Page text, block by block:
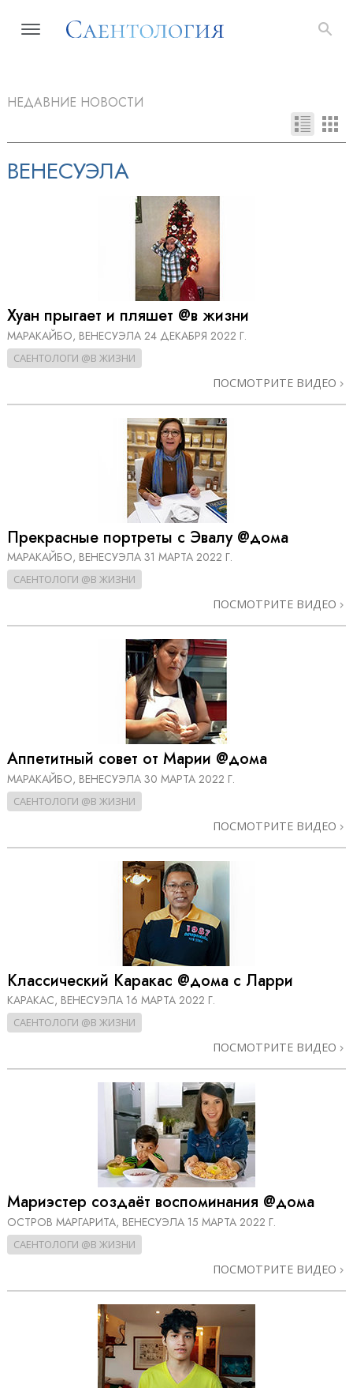
НЕДАВНИЕ НОВОСТИ
ВЕНЕСУЭЛА
Хуан прыгает и пляшет @в жизни
МАРАКАЙБО, ВЕНЕСУЭЛА 24 ДЕКАБРЯ 2022 Г.
САЕНТОЛОГИ @В ЖИЗНИ
ПОСМОТРИТЕ ВИДЕО
Прекрасные портреты с Эвалу @дома
МАРАКАЙБО, ВЕНЕСУЭЛА 31 МАРТА 2022 Г.
САЕНТОЛОГИ @В ЖИЗНИ
ПОСМОТРИТЕ ВИДЕО
Аппетитный совет от Марии @дома
МАРАКАЙБО, ВЕНЕСУЭЛА 30 МАРТА 2022 Г.
САЕНТОЛОГИ @В ЖИЗНИ
ПОСМОТРИТЕ ВИДЕО
Классический Каракас @дома с Ларри
КАРАКАС, ВЕНЕСУЭЛА 16 МАРТА 2022 Г.
САЕНТОЛОГИ @В ЖИЗНИ
ПОСМОТРИТЕ ВИДЕО
Мариэстер создаёт воспоминания @дома
ОСТРОВ МАРГАРИТА, ВЕНЕСУЭЛА 15 МАРТА 2022 Г.
САЕНТОЛОГИ @В ЖИЗНИ
ПОСМОТРИТЕ ВИДЕО